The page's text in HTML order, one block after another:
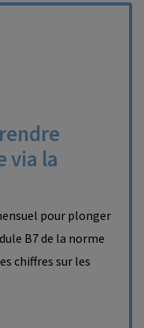
via la
pour plonger
B7 de la norme
chiffres sur les